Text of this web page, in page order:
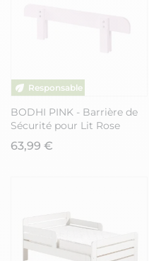
BODHI PINK - Barrière de
Sécurité pour Lit Rose
63,99 €